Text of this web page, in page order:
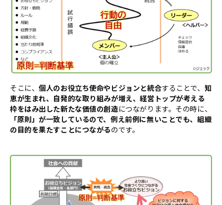
そこに、個人のお役立ち使命やビジョンと統合することで、 知
恵が生まれ、自発的な取り組みが増え、経営トップが考える
枠をはみ出した新たな価値の創造につながります。その時に、
「原則」が一致しているので、例え前例に無いことでも、組織
の目的を果たすことにつながるのです。